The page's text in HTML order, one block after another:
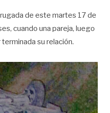
de este martes 17 de
cuando una pareja, luego
su relación.